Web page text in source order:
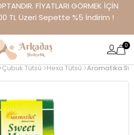
FİYATLARI GÖRMEK İÇİN
TL Üzeri Sepette %5 İndirim !
0
Çubuk Tütsü Hexa Tütsü Aromatika